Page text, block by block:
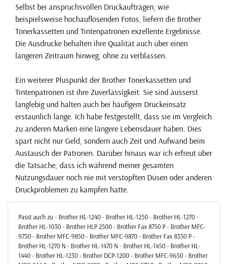
Selbst bei anspruchsvollen Druckaufträgen, wie
beispielsweise hochauflösenden Fotos, liefern die Brother
Tonerkassetten und Tintenpatronen exzellente Ergebnisse.
Die Ausdrucke behalten ihre Qualität auch über einen
längeren Zeitraum hinweg, ohne zu verblassen.
Ein weiterer Pluspunkt der Brother Tonerkassetten und
Tintenpatronen ist ihre Zuverlässigkeit. Sie sind äusserst
langlebig und halten auch bei häufigem Druckeinsatz
erstaunlich lange. Ich habe festgestellt, dass sie im Vergleich
zu anderen Marken eine längere Lebensdauer haben. Dies
spart nicht nur Geld, sondern auch Zeit und Aufwand beim
Austausch der Patronen. Darüber hinaus war ich erfreut über
die Tatsache, dass ich während meiner gesamten
Nutzungsdauer noch nie mit verstopften Düsen oder anderen
Druckproblemen zu kämpfen hatte.
Passt auch zu - Brother HL-1240 - Brother HL-1250 - Brother HL-1270 -
Brother HL-1030 - Brother HLP 2500 - Brother Fax 8750 P - Brother MFC-
9750 - Brother MFC-9850 - Brother MFC-9870 - Brother Fax 8350 P -
Brother HL-1270 N - Brother HL-1470 N - Brother HL-1450 - Brother HL-
1440 - Brother HL-1230 - Brother DCP-1200 - Brother MFC-9650 - Brother